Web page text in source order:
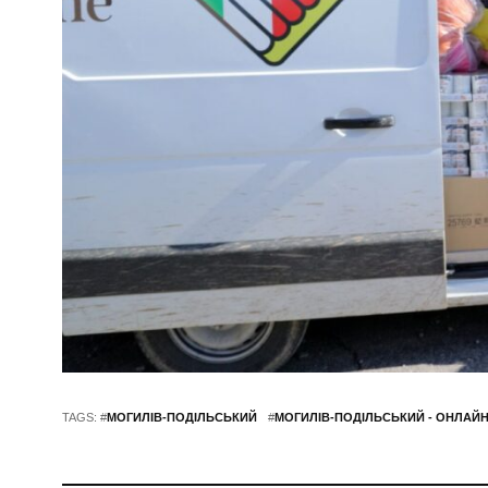
TAGS: #МОГИЛІВ-ПОДІЛЬСЬКИЙ #МОГИЛІВ-ПОДІЛЬСЬКИЙ - ОНЛАЙН